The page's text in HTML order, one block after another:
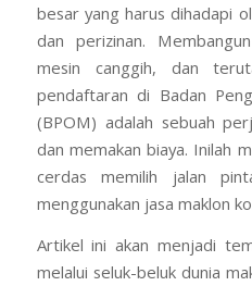
besar yang harus dihadapi
dan perizinan.
mesin canggih, dan
pendaftaran di Badan
(BPOM) adalah sebuah
dan memakan biaya. Inilah
cerdas memilih jalan
menggunakan jasa maklon
Artikel ini akan menjadi
melalui seluk-beluk dunia